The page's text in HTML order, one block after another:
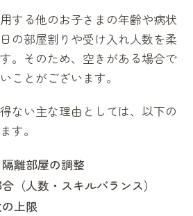
する他のお子さまの年齢や病状
の部屋割りや受け入れ人数を柔
。そのため、空きがある場合で
ことがございます。
ない主な理由としては、以下の
す。
離部屋の調整
（人数・スキルバランス）
上限